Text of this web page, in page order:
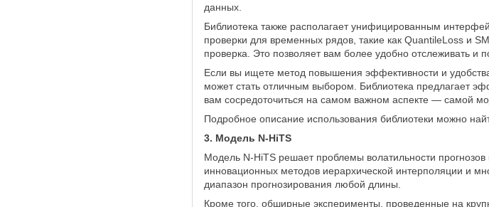
данных.
Библиотека также располагает унифицированным
проверки для временных рядов, такие как QuantileLoss и
проверка. Это позволяет вам более удобно отслеживать и
Если вы ищете метод повышения эффективности и
может стать отличным выбором. Библиотека предлагает
вам сосредоточиться на самом важном аспекте — самой
Подробное описание использования библиотеки можно
3. Модель N-HiTS
Модель N-HiTS решает проблемы волатильности
инновационных методов иерархической интерполяции и
диапазон прогнозирования любой длины.
Кроме того, обширные эксперименты, проведенные на